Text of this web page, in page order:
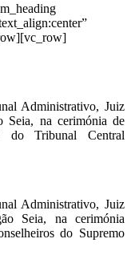
Administrativo, Juiz
Seia, na cerimónia de
do Tribunal Central
Administrativo, Juiz
Seia, na cerimónia
do Supremo